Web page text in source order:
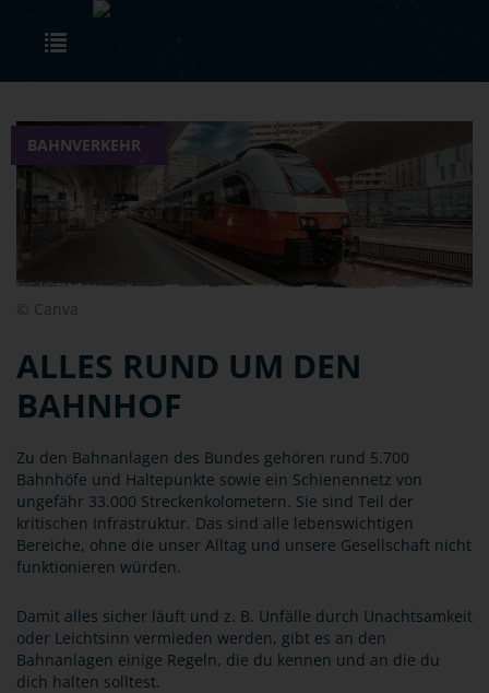
Skip to main content
BAHNVERKEHR
© Canva
ALLES RUND UM DEN
BAHNHOF
Zu den Bahnanlagen des Bundes gehören rund 5.700
Bahnhöfe und Haltepunkte sowie ein Schienennetz von
ungefähr 33.000 Streckenkolometern. Sie sind Teil der
kritischen Infrastruktur. Das sind alle lebenswichtigen
Bereiche, ohne die unser Alltag und unsere Gesellschaft nicht
funktionieren würden.
Damit alles sicher läuft und z. B. Unfälle durch Unachtsamkeit
oder Leichtsinn vermieden werden, gibt es an den
Bahnanlagen einige Regeln, die du kennen und an die du
dich halten solltest.